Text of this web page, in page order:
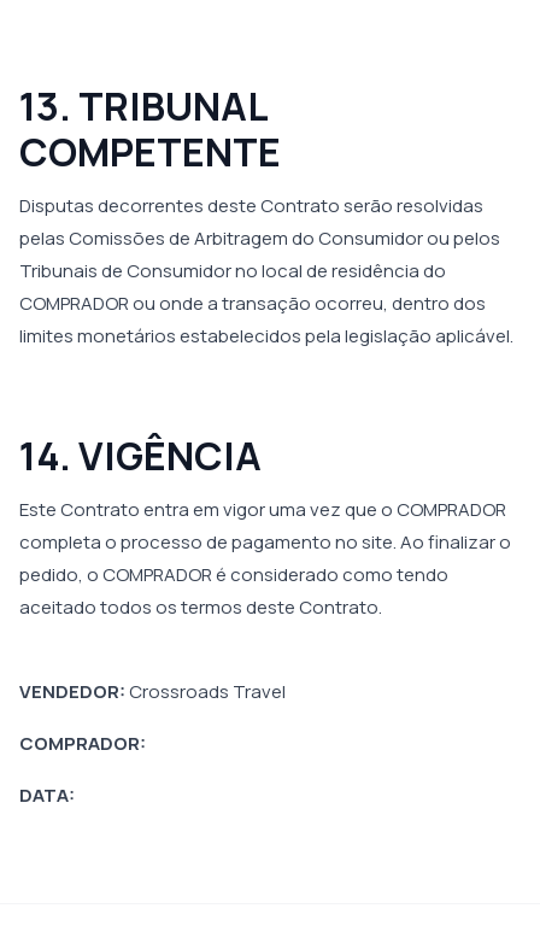
13. TRIBUNAL
COMPETENTE
Disputas decorrentes deste Contrato serão resolvidas
pelas Comissões de Arbitragem do Consumidor ou pelos
Tribunais de Consumidor no local de residência do
COMPRADOR ou onde a transação ocorreu, dentro dos
limites monetários estabelecidos pela legislação aplicável.
14. VIGÊNCIA
Este Contrato entra em vigor uma vez que o COMPRADOR
completa o processo de pagamento no site. Ao finalizar o
pedido, o COMPRADOR é considerado como tendo
aceitado todos os termos deste Contrato.
VENDEDOR:Crossroads Travel
COMPRADOR:
DATA: